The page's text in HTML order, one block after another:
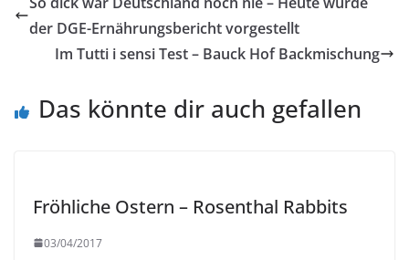
der DGE-Ernährungsbericht vorgestellt
Im Tutti i sensi Test – Bauck Hof Backmischung
Das könnte dir auch gefallen
Fröhliche Ostern – Rosenthal Rabbits
03/04/2017